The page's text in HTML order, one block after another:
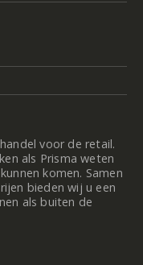
voor de retail.
als Prisma weten
komen. Samen
bieden wij u een
als buiten de